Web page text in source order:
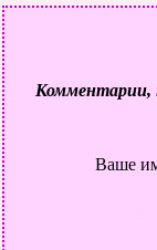
Комментарии,
Ваше